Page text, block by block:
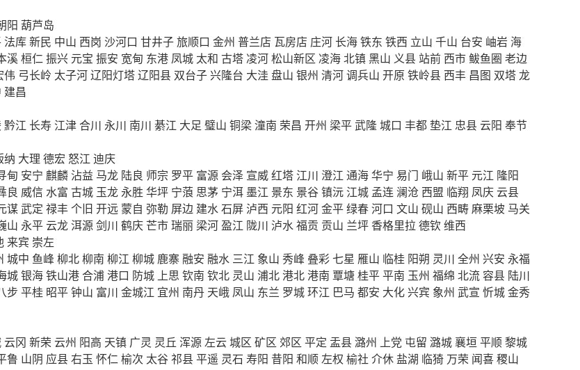
阳 葫芦岛
法库新民 中山 西岗 沙河口 甘井子旅顺口 金州 普兰店 瓦房店 庄河 长海铁东 铁西 立山 千山 台安 岫岩 海
溪桓仁振兴 元宝 振安 宽甸 东港 凤城 太和 古塔 凌河松山新区 凌海北镇黑山 义县 站前 西市 鲅鱼圈 老边
伟 弓长岭 太子河辽阳灯塔辽阳县 双台子兴隆台 大洼 盘山 银州 清河调兵山 开原 铁岭县 西丰 昌图 双塔龙
建昌
黔江 长寿 江津合川 永川 南川 綦江 大足 璧山 铜梁潼南 荣昌 开州 梁平武隆城口 丰都 垫江 忠县 云阳 奉节
纳 大理 德宏 怒江 迪庆
甸 安宁 麒麟 沾益 马龙 陆良 师宗 罗平 富源 会泽 宣威红塔 江川 澄江 通海华宁 易门 峨山 新平 元江 隆阳
良 威信水富 古城 玉龙 永胜 华坪 宁蒗 思茅 宁洱 墨江 景东 景谷镇沅 江城 孟连 澜沧 西盟 临翔 凤庆 云县
谋武定 禄丰个旧 开远 蒙自 弥勒 屏边 建水石屏 泸西 元阳 红河金平绿春河口 文山 砚山 西畴麻栗坡 马关
山 永平 云龙 洱源剑川 鹤庆 芒市瑞丽 梁河盈江 陇川 泸水福贡 贡山 兰坪 香格里拉 德钦维西
来宾 崇左
城中 鱼峰 柳北柳南 柳江 柳城 鹿寨融安 融水 三江 象山 秀峰 叠彩七星 雁山 临桂 阳朔 灵川 全州 兴安 永福
城银海铁山港合浦港口 防城 上思 钦南 钦北 灵山 浦北港北港南 覃塘桂平平南 玉州 福绵 北流 容县 陆川
步 平桂 昭平钟山 富川 金城江 宜州 南丹 天峨 凤山 东兰 罗城环江 巴马 都安 大化兴宾 象州 武宣 忻城金秀
云冈 新荣 云州 阳高 天镇 广灵 灵丘 浑源左云城区 矿区 郊区 平定 盂县潞州 上党 屯留 潞城襄垣平顺黎城
鲁 山阴 应县右玉 怀仁榆次 太谷祁县平遥 灵石 寿阳 昔阳 和顺左权 榆社 介休 盐湖 临猗 万荣 闻喜稷山